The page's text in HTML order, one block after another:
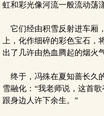
虹和彩光像河流一般流动荡漾
它们经由积雪反射进车厢
上，化作细碎的彩色宝石
出了几许由热血腾起的烟火气
终于，冯殊在夏知蔷长久
雪融化：“我老师说，这首
跟身边人许下余生。”